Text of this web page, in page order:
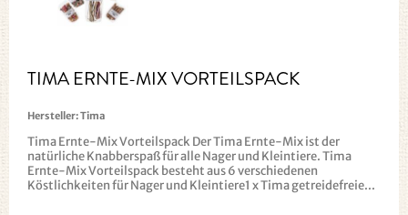
TIMA ERNTE-MIX VORTEILSPACK
Hersteller:Tima
Tima Ernte-Mix Vorteilspack Der Tima Ernte-Mix ist der
natürliche Knabberspaß für alle Nager und Kleintiere. Tima
Ernte-Mix Vorteilspack besteht aus 6 verschiedenen
Köstlichkeiten für Nager und Kleintiere1 x Tima getreidefreie...